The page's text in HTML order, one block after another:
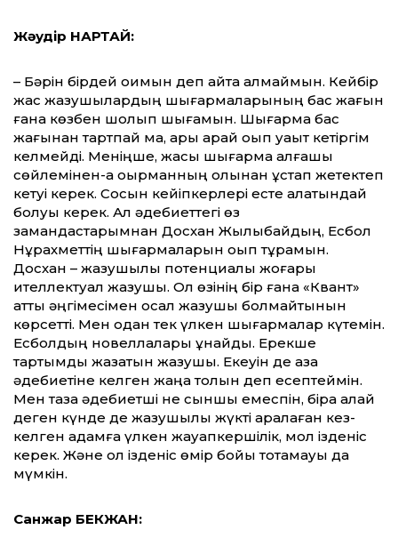
Жәудір НАРТАЙ:
– Бәрін бірдей оқимын деп айта ал­май­­мын. Кейбір
жас жазушылардың шы­ғар­­маларының бас жағын
ғана көзбен шолып шығамын. Шығарма бас
жағынан тартпай ма, ары қарай оқып уақыт кетіргім
келмейді. Меніңше, жақсы шығарма алғашқы
сөйлемінен-ақ оқырманның қолынан ұстап жетектеп
кетуі керек. Сосын кейіпкерлері есте қалатындай
болуы керек. Ал әдебиеттегі өз
замандастарымнан Досхан Жылқыбайдың, Есбол
Нұрахметтің шығармаларын оқып тұрамын.
Досхан – жазушылық потенциалы жоғары
ителлектуал жазушы. Ол өзінің бір ғана «Квант»
атты әңгімесімен осал жазушы болмайтынын
көрсетті. Мен одан тек үлкен шығармалар күтемін.
Есболдың новеллалары ұнайды. Ерекше
тартымды жазатын жазушы. Екеуін де қазақ
әдебиетіне келген жаңа толқын деп есептеймін.
Мен таза әдебиетші не сыншы емеспін, бірақ қалай
деген күнде де жазушылық жүкті арқалаған кез-
келген адамға үлкен жауапкершілік, мол ізденіс
керек. Және ол ізденіс өмір бойы тоқтамауы да
мүмкін.
Санжар БЕКЖАН: